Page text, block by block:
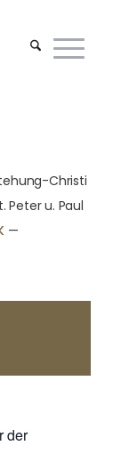
Christi
Peter u. Paul
—
der